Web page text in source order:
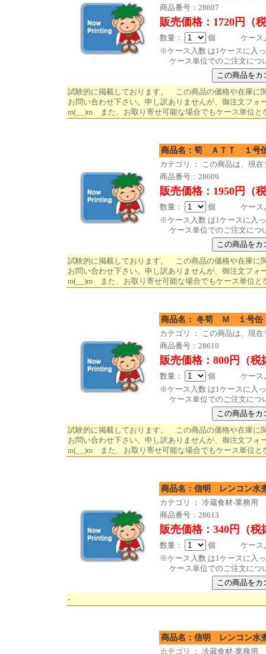
商品番号：28607
販売価格：1720円（
数量：
個 ケース入
※ケース入数 は1ケースに入
ケース単位でのご注文につ
試験的に掲載しております。 この商品の価格や在庫に
お問い合わせ下さい。申し訳ありませんが、御注文フォ
m(__)m また、お取り寄せ可能な場合でもケース単位と
商品名：筍
カテゴリ ： この商品は、現
商品番号：28609
販売価格：1950円（
数量：
個 ケース入
※ケース入数 は1ケースに入
ケース単位でのご注文につ
試験的に掲載しております。 この商品の価格や在庫に
お問い合わせ下さい。申し訳ありませんが、御注文フォ
m(__)m また、お取り寄せ可能な場合でもケース単位と
商品名： 冬筍 Ｍ １号缶
カテゴリ ： この商品は、現
商品番号：28610
販売価格：800円（税
数量：
個 ケース入
※ケース入数 は1ケースに入
ケース単位でのご注文につ
試験的に掲載しております。 この商品の価格や在庫に
お問い合わせ下さい。申し訳ありませんが、御注文フォ
m(__)m また、お取り寄せ可能な場合でもケース単位と
商品名：信明 レンコン水
カテゴリ ： 冷蔵食材-業務用
商品番号：28613
販売価格：340円（税
数量：
個 ケース入
※ケース入数 は1ケースに入
ケース単位でのご注文につ
-
商品名：信明 レンコン水
カテゴリ ： 冷蔵食材-業務用